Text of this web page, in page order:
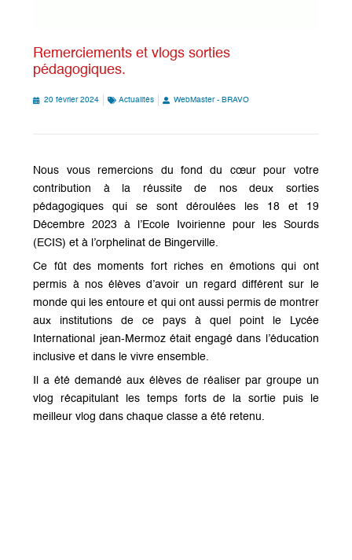
Remerciements et vlogs sorties
pédagogiques.
20 février 2024 Actualités WebMaster - BRAVO
Nous vous remercions du fond du cœur pour votre
contribution à la réussite de nos deux sorties
pédagogiques qui se sont déroulées les 18 et 19
Décembre 2023 à l’Ecole Ivoirienne pour les Sourds
(ECIS) et à l’orphelinat de Bingerville.
Ce fût des moments fort riches en émotions qui ont
permis à nos élèves d’avoir un regard différent sur le
monde qui les entoure et qui ont aussi permis de montrer
aux institutions de ce pays à quel point le Lycée
International jean-Mermoz était engagé dans l’éducation
inclusive et dans le vivre ensemble.
Il a été demandé aux élèves de réaliser par groupe un
vlog récapitulant les temps forts de la sortie puis le
meilleur vlog dans chaque classe a été retenu.